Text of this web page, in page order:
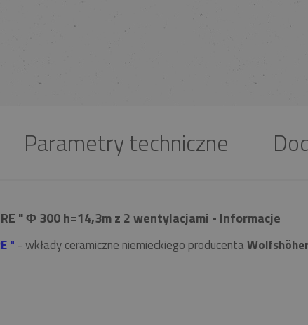
Parametry techniczne
" Φ 300 h=14,3m z 2 wentylacjami - Informacje
" - wkłady ceramiczne niemieckiego producenta